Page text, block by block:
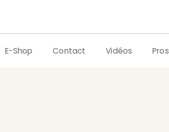
E-Shop Contact Vidéos Pros